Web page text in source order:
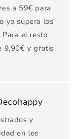
a 59€ para
yo supera los
el resto
9,90€ y gratis
y
en los